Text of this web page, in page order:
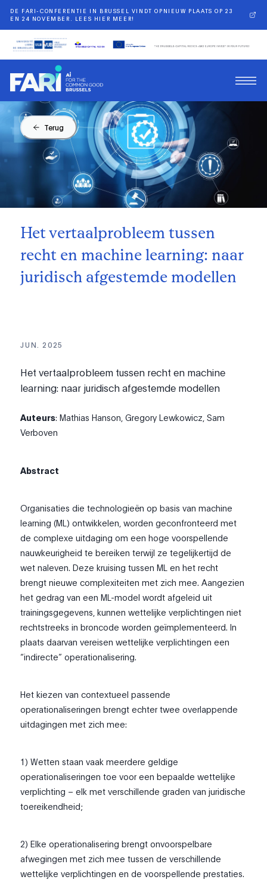
DE FARI-CONFERENTIE IN BRUSSEL VINDT OPNIEUW PLAATS OP 23
EN 24 NOVEMBER. LEES HIER MEER!
Terug
Het vertaalprobleem tussen
recht en machine learning: naar
juridisch afgestemde modellen
JUN. 2025
Het vertaalprobleem tussen recht en machine
learning: naar juridisch afgestemde modellen
Auteurs: Mathias Hanson, Gregory Lewkowicz, Sam
Verboven
Abstract
Organisaties die technologieën op basis van machine
learning (ML) ontwikkelen, worden geconfronteerd met
de complexe uitdaging om een hoge voorspellende
nauwkeurigheid te bereiken terwijl ze tegelijkertijd de
wet naleven. Deze kruising tussen ML en het recht
brengt nieuwe complexiteiten met zich mee. Aangezien
het gedrag van een ML-model wordt afgeleid uit
trainingsgegevens, kunnen wettelijke verplichtingen niet
rechtstreeks in broncode worden geïmplementeerd. In
plaats daarvan vereisen wettelijke verplichtingen een
“indirecte” operationalisering.
Het kiezen van contextueel passende
operationaliseringen brengt echter twee overlappende
uitdagingen met zich mee:
1) Wetten staan vaak meerdere geldige
operationaliseringen toe voor een bepaalde wettelijke
verplichting – elk met verschillende graden van juridische
toereikendheid;
2) Elke operationalisering brengt onvoorspelbare
afwegingen met zich mee tussen de verschillende
wettelijke verplichtingen en de voorspellende prestaties.